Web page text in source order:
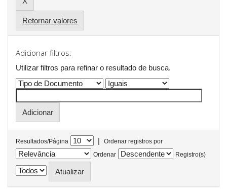
Retornar valores
Adicionar filtros:
Utilizar filtros para refinar o resultado de busca.
Resultados/Página |
Ordenar registros por
Ordenar
Registro(s)